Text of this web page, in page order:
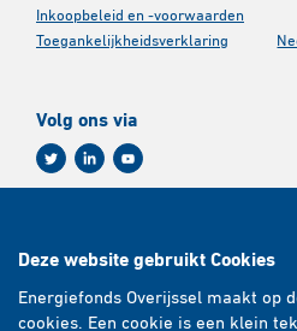
Inkoopbeleid en -voorwaarden
Toegankelijkheidsverklaring
Volg ons via
E-mailadres *
Deze website gebruikt Cookies
Energiefonds Overijssel maakt op
cookies. Een cookie is een klein